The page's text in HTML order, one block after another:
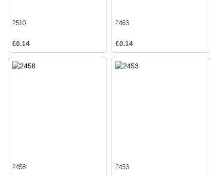
2510
€0.14
2463
€0.14
2458 2453